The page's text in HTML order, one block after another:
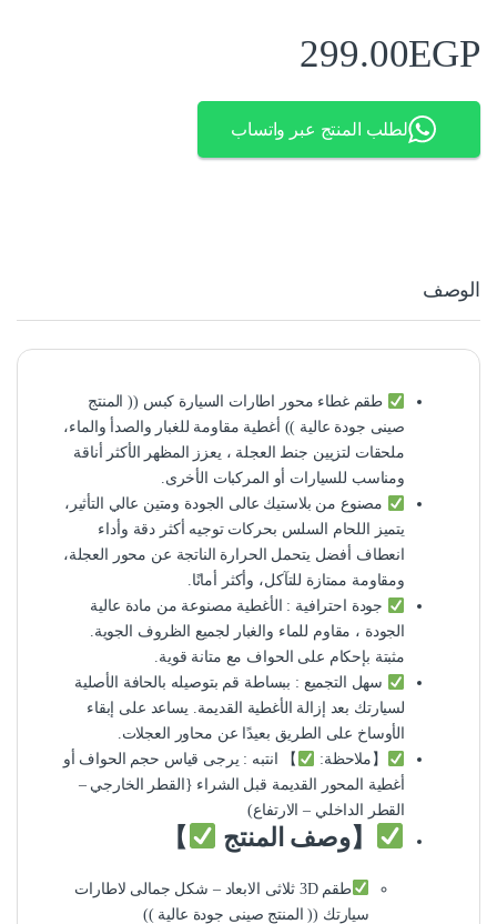
299.00EGP
لطلب المنتج عبر واتساب
الوصف
طقم غطاء محور اطارات السيارة كبس (( المنتج
صينى جودة عالية )) أغطية مقاومة للغبار والصدأ والماء،
ملحقات لتزيين جنط العجلة ، يعزز المظهر الأكثر أناقة
ومناسب للسيارات أو المركبات الأخرى.
مصنوع من بلاستيك عالى الجودة ومتين عالي التأثير،
يتميز اللحام السلس بحركات توجيه أكثر دقة وأداء
انعطاف أفضل يتحمل الحرارة الناتجة عن محور العجلة،
ومقاومة ممتازة للتآكل، وأكثر أمانًا.
جودة احترافية : الأغطية مصنوعة من مادة عالية
الجودة ، مقاوم للماء والغبار لجميع الظروف الجوية.
مثبتة بإحكام على الحواف مع متانة قوية.
سهل التجميع : ببساطة قم بتوصيله بالحافة الأصلية
لسيارتك بعد إزالة الأغطية القديمة. يساعد على إبقاء
الأوساخ على الطريق بعيدًا عن محاور العجلات.
【ملاحظة:
】 انتبه : يرجى قياس حجم الحواف أو
أغطية المحور القديمة قبل الشراء {القطر الخارجي –
القطر الداخلي – الارتفاع)
【وصف المنتج 】
طقم 3D ثلاثى الابعاد – شكل جمالى لاطارات
سيارتك (( المنتج صينى جودة عالية ))